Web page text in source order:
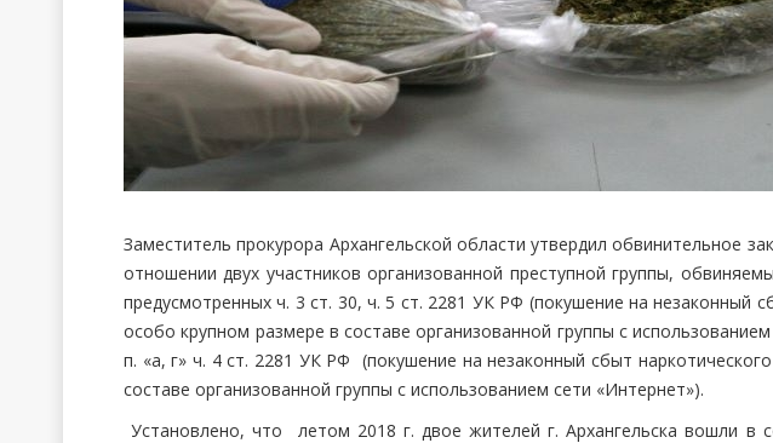
Заместитель прокурора Архангельской области утвердил обвинительное
отношении двух участников организованной преступной группы,
предусмотренных ч. 3 ст. 30, ч. 5 ст. 2281 УК РФ (покушение на незаконный
особо крупном размере в составе организованной группы с
п. «а, г» ч. 4 ст. 2281 УК РФ (покушение на незаконный сбыт
составе организованной группы с использованием сети «Интернет»).
Установлено, что летом 2018 г. двое жителей г. Архангельска вошли в